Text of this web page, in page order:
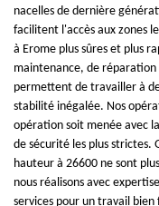
nacelles de dernière
facilitent l'accès aux zones
à Erome plus sûres et plus
maintenance, de réparation
permettent de travailler à
stabilité inégalée. Nos
opération soit menée avec
de sécurité les plus strictes.
hauteur à 26600 ne sont
nous réalisons avec
services pour un travail bien